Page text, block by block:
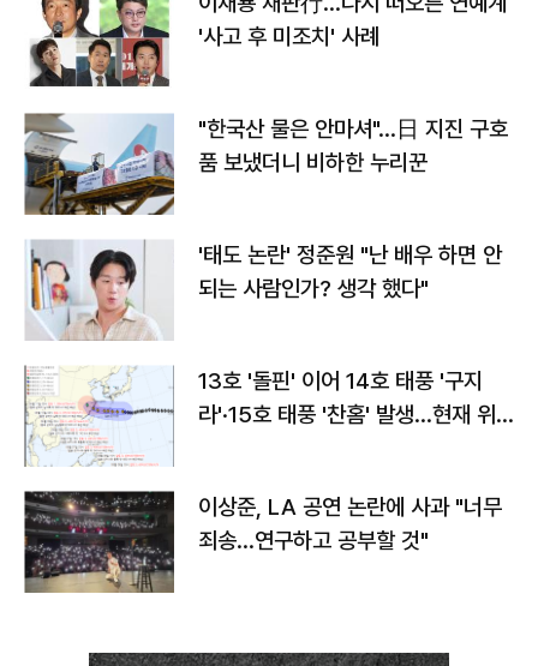
'사고 후 미조치' 사례
"한국산 물은 안마셔"…日 지진 구호
품 보냈더니 비하한 누리꾼
'태도 논란' 정준원 "난 배우 하면 안
되는 사람인가? 생각 했다"
13호 '돌핀' 이어 14호 태풍 '구지
라'·15호 태풍 '찬홈' 발생…현재 위
이상준, LA 공연 논란에 사과 "너무
죄송…연구하고 공부할 것"